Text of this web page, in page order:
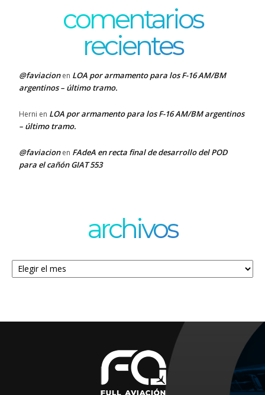
comentarios
recientes
@faviacionen LOA por armamento para los F-16 AM/BM
argentinos – último tramo.
Herni en LOA por armamento para los F-16 AM/BM argentinos
– último tramo.
@faviacionen FAdeA en recta final de desarrollo del POD
para el cañón GIAT 553
archivos
Archivos